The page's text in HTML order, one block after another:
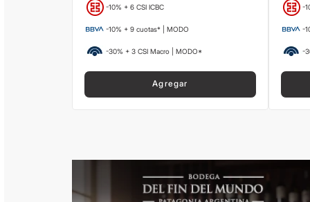
-10% + 6 CSI ICBC
-10% + 9 cuotas* | MODO
-30% + 3 CSI Macro | MODO*
Agregar
-
-
-